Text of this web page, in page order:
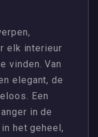
elk interieur
vinden. Van
elegant, de
Een
in de
het geheel,